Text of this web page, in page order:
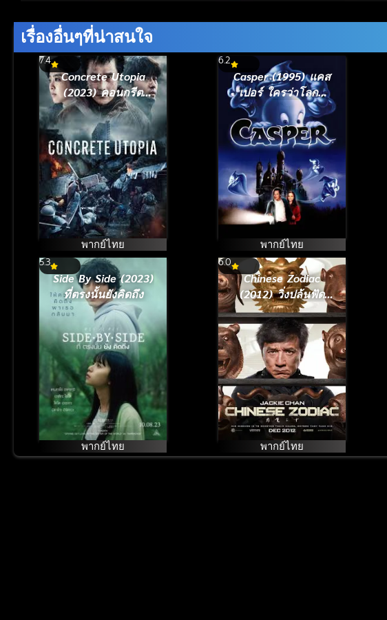
เรื่องอื่นๆที่น่าสนใจ
7.4
Concrete Utopia
(2023) คอนกรีต
ยูโทเปีย วิมานกลาง
นรก
พากย์ไทย
6.2
Casper (1995) แคส
เปอร์ ใครว่าโลกนี้
ไม่มีผี
พากย์ไทย
5.3
Side By Side (2023)
ที่ตรงนั้นยังคิดถึง
พากย์ไทย
6.0
Chinese Zodiac
(2012) วิ่งปล้นฟัด
(เฉินหลง)
พากย์ไทย